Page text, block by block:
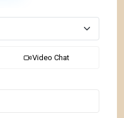
Video Chat